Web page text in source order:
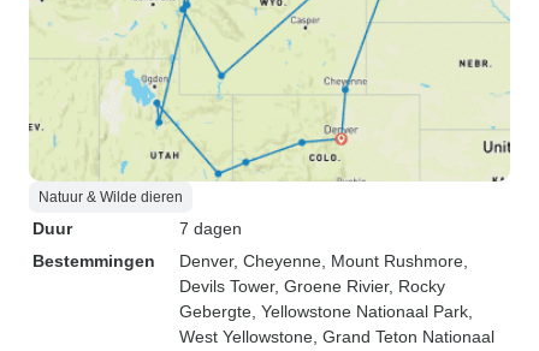
Natuur & Wilde dieren
Duur
7 dagen
Bestemmingen
Denver, Cheyenne , Mount Rushmore
Devils Tower, Groene Rivier, Rocky
Gebergte , Yellowstone Nationaal Park
West Yellowstone , Grand Teton Nationaal